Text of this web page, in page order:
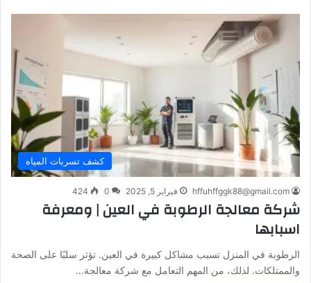
كشف تسربات المياه
hffuhffggk88@gmail.com فبراير 5, 2025 0
424
شركة معالجة الرطوبة في العين | ومعرفة
اسبابها
الرطوبة في المنزل تسبب مشاكل كبيرة في العين. تؤثر سلبًا على الصحة
والممتلكات. لذلك، من المهم التعامل مع شركة معالجة…